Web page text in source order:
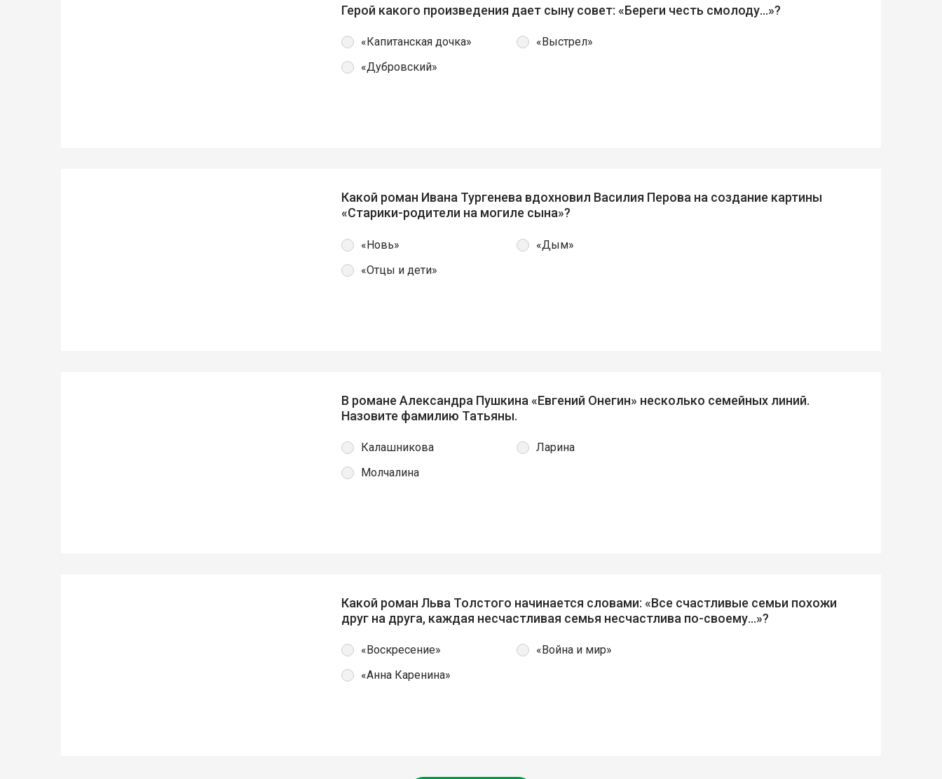
Герой какого произведения дает сыну совет: «Береги честь смолоду…»?
«Капитанская дочка»
«Дубровский»
«Выстрел»
Какой роман Ивана Тургенева вдохновил Василия Перова на создание картины
«Старики-родители на могиле сына»?
«Новь»
«Отцы и дети»
«Дым»
В романе Александра Пушкина «Евгений Онегин» несколько семейных линий.
Назовите фамилию Татьяны.
Калашникова
Молчалина
Ларина
Какой роман Льва Толстого начинается словами: «Все счастливые семьи похожи
друг на друга, каждая несчастливая семья несчастлива по-своему...»?
«Воскресение»
«Анна Каренина»
«Война и мир»